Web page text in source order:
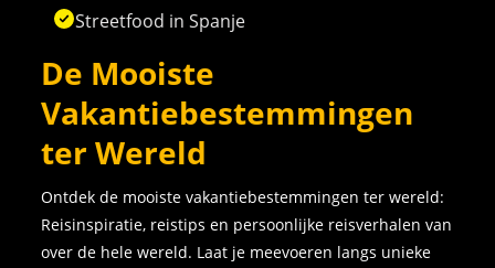
Streetfood in Spanje
De Mooiste
Vakantiebestemmingen
ter Wereld
Ontdek de mooiste vakantiebestemmingen ter wereld:
Reisinspiratie, reistips en persoonlijke reisverhalen van
over de hele wereld. Laat je meevoeren langs unieke